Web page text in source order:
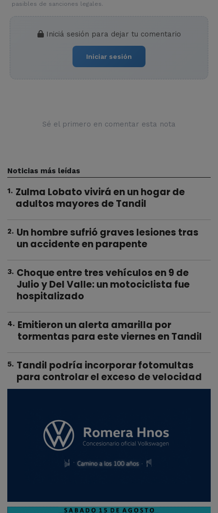
pasibles de sanciones legales.
Iniciá sesión para dejar tu comentario
Iniciar sesión
Sé el primero en comentar esta nota
Noticias más leídas
1. Zulma Lobato vivirá en un hogar de
adultos mayores de Tandil
2. Un hombre sufrió graves lesiones tras
un accidente en parapente
3. Choque entre tres vehículos en 9 de
Julio y Del Valle: un motociclista fue
hospitalizado
4. Emitieron un alerta amarilla por
tormentas para este viernes en Tandil
5. Tandil podría incorporar fotomultas
para controlar el exceso de velocidad